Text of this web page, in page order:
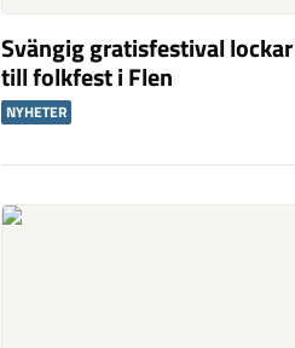
Svängig gratisfestival lockar
till folkfest i Flen
NYHETER